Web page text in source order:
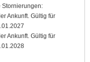
Stornierungen:
Ankunft. Gültig für
Ankunft. Gültig für